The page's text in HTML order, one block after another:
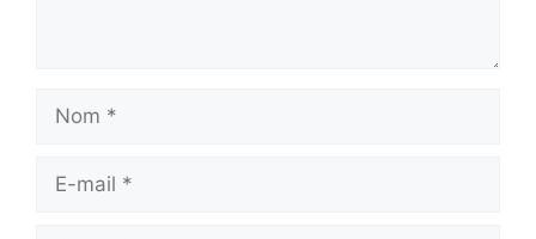
mail